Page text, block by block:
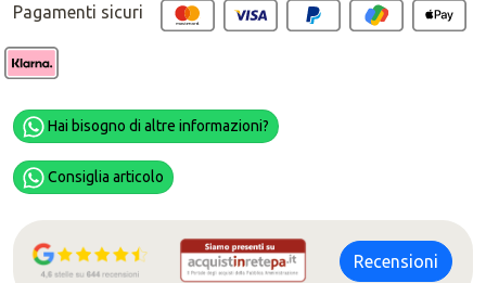
Pagamenti sicuri
Hai bisogno di altre informazioni?
Consiglia articolo
Recensioni